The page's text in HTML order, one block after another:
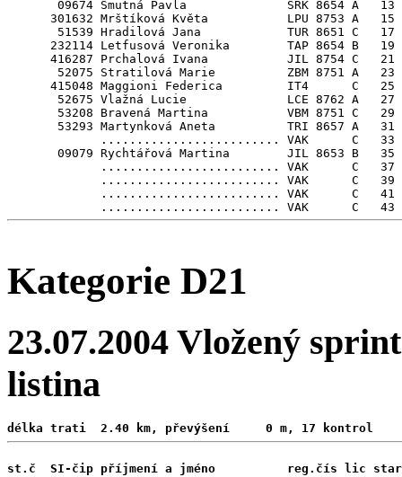
       09674 Smutná Pavla              SRK 8654 A   13
      301632 Mrštíková Květa           LPU 8753 A   15
       51539 Hradilová Jana            TUR 8651 C   17
      232114 Letfusová Veronika        TAP 8654 B   19
      416287 Prchalová Ivana           JIL 8754 C   21
       52075 Stratilová Marie          ZBM 8751 A   23
415048 Maggioni Federica         IT4      C   25
       52675 Vlažná Lucie              LCE 8762 A   27
       53208 Bravená Martina           VBM 8751 C   29
       53293 Martynková Aneta          TRI 8657 A   31
             ......................... VAK      C   33
       09079 Rychtářová Martina        JIL 8653 B   35
             ......................... VAK      C   37
             ......................... VAK      C   39
             ......................... VAK      C   41
Kategorie D21
23.07.2004 Vložený
listina
délka trati  2.40 km, převýšení     0 m, 17 kontrol
st.č  SI-čip příjmení a jméno          reg.čís lic